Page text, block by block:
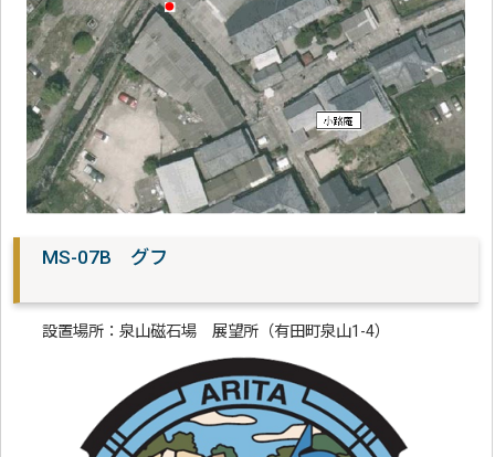
MS-07B グフ
設置場所：泉山磁石場 展望所（有田町泉山1-4）